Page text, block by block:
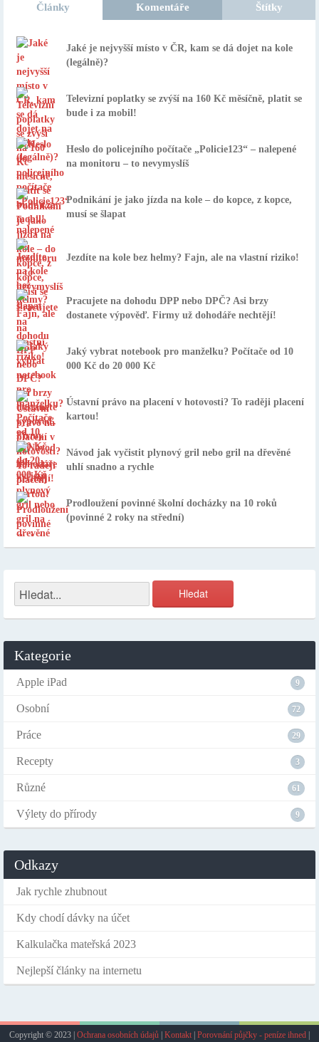
Články Komentáře Štítky
Jaké je nejvyšší místo v ČR, kam se dá dojet na kole
(legálně)?
Televizní poplatky se zvýší na 160 Kč měsíčně, platit se
bude i za mobil!
Heslo do policejního počítače „Policie123“ – nalepené
na monitoru – to nevymyslíš
Podnikání je jako jízda na kole – do kopce, z kopce,
musí se šlapat
Jezdíte na kole bez helmy? Fajn, ale na vlastní riziko!
Pracujete na dohodu DPP nebo DPČ? Asi brzy
dostanete výpověď. Firmy už dohodáře nechtějí!
Jaký vybrat notebook pro manželku? Počítače od 10
000 Kč do 20 000 Kč
Ústavní právo na placení v hotovosti? To raději placení
kartou!
Návod jak vyčistit plynový gril nebo gril na dřevěné
uhlí snadno a rychle
Prodloužení povinné školní docházky na 10 roků
(povinné 2 roky na střední)
Kategorie
Apple iPad 9
Osobní 72
Práce 29
Recepty 3
Různé 61
Výlety do přírody 9
Odkazy
Jak rychle zhubnout
Kdy chodí dávky na účet
Kalkulačka mateřská 2023
Nejlepší články na internetu
Copyright © 2023 | Ochrana osobních údajů Kontakt Porovnání půjčky - peníze ihned